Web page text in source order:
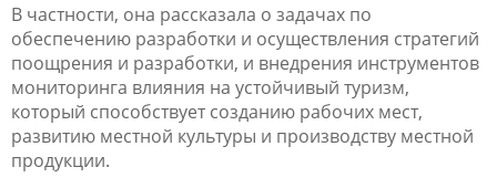
В частности, она рассказала о задачах по
обеспечению разработки и осуществления стратегий
поощрения и разработки, и внедрения инструментов
мониторинга влияния на устойчивый туризм,
который способствует созданию рабочих мест,
развитию местной культуры и производству местной
продукции.